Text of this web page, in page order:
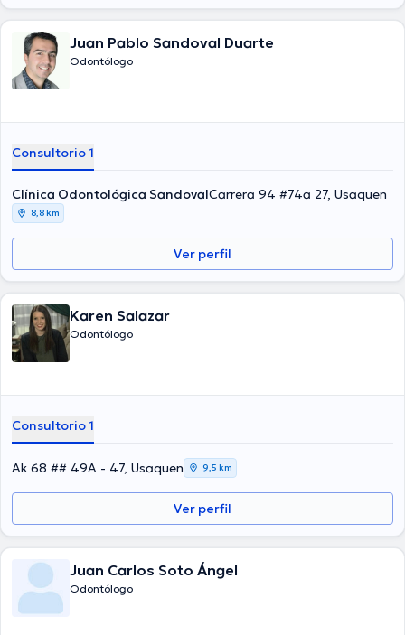
Juan Pablo Sandoval Duarte
Odontólogo
Consultorio 1
Clínica Odontológica SandovalCarrera 94 #74a 27, Usaquen
8,8 km
Ver perfil
Karen Salazar
Odontólogo
Consultorio 1
Ak 68 ## 49A - 47, Usaquen 9,5 km
Ver perfil
Juan Carlos Soto Ángel
Odontólogo